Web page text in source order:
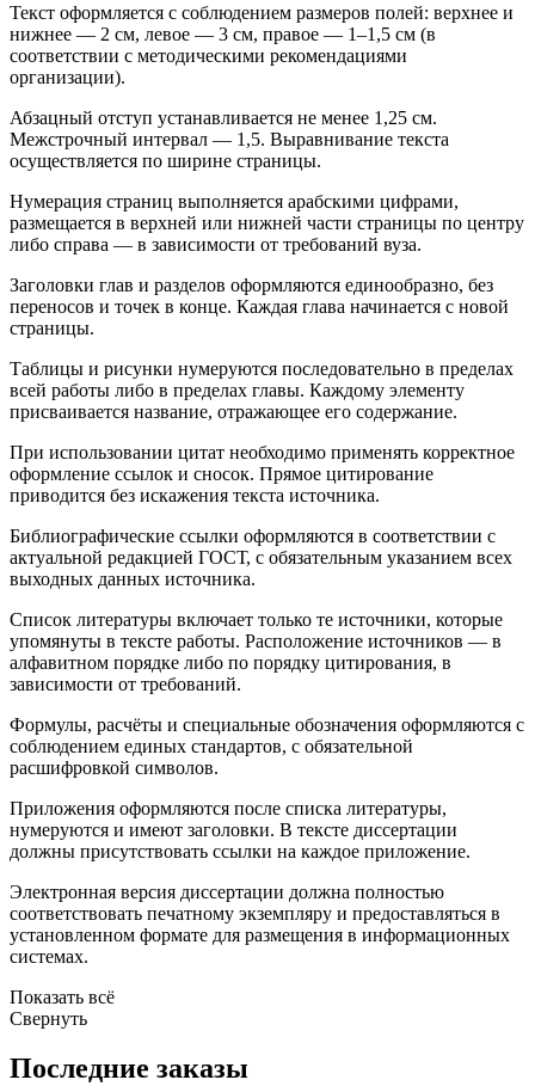
Текст оформляется с соблюдением размеров полей: верхнее и
нижнее — 2 см, левое — 3 см, правое — 1–1,5 см (в
соответствии с методическими рекомендациями
организации).
Абзацный отступ устанавливается не менее 1,25 см.
Межстрочный интервал — 1,5. Выравнивание текста
осуществляется по ширине страницы.
Нумерация страниц выполняется арабскими цифрами,
размещается в верхней или нижней части страницы по центру
либо справа — в зависимости от требований вуза.
Заголовки глав и разделов оформляются единообразно, без
переносов и точек в конце. Каждая глава начинается с новой
страницы.
Таблицы и рисунки нумеруются последовательно в пределах
всей работы либо в пределах главы. Каждому элементу
присваивается название, отражающее его содержание.
При использовании цитат необходимо применять корректное
оформление ссылок и сносок. Прямое цитирование
приводится без искажения текста источника.
Библиографические ссылки оформляются в соответствии с
актуальной редакцией ГОСТ, с обязательным указанием всех
выходных данных источника.
Список литературы включает только те источники, которые
упомянуты в тексте работы. Расположение источников — в
алфавитном порядке либо по порядку цитирования, в
зависимости от требований.
Формулы, расчёты и специальные обозначения оформляются с
соблюдением единых стандартов, с обязательной
расшифровкой символов.
Приложения оформляются после списка литературы,
нумеруются и имеют заголовки. В тексте диссертации
должны присутствовать ссылки на каждое приложение.
Электронная версия диссертации должна полностью
соответствовать печатному экземпляру и предоставляться в
установленном формате для размещения в информационных
системах.
Показать всё
Свернуть
Последние заказы